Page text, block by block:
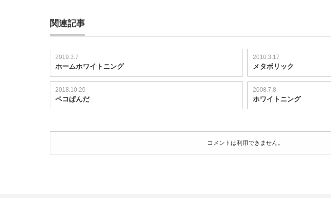
関連記事
2019.3.7
ホームホワイトニング
2010.3.17
メタボリック
2018.10.20
ペコぱんだ
2008.7.8
ホワイトニング
コメントは利用できません。